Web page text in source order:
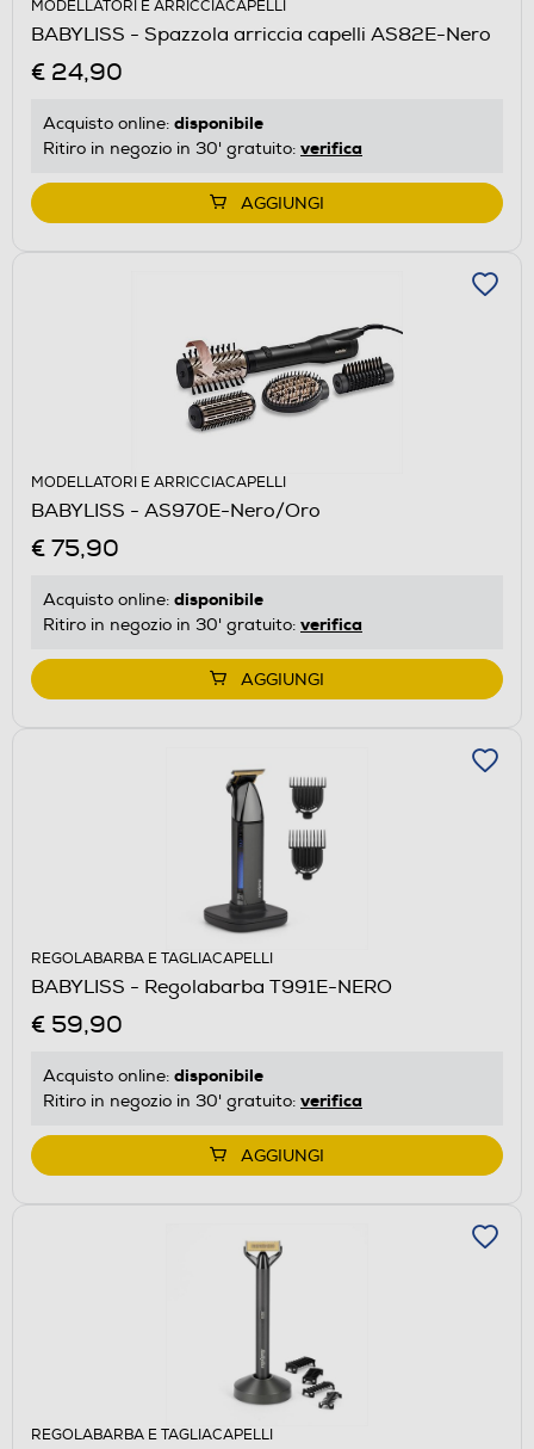
MODELLATORI E ARRICCIACAPELLI
BABYLISS - Spazzola arriccia capelli AS82E-Nero
€ 24,90
Acquisto online: disponibile
Ritiro in negozio in 30' gratuito: verifica
AGGIUNGI
MODELLATORI E ARRICCIACAPELLI
BABYLISS - AS970E-Nero/Oro
€ 75,90
Acquisto online: disponibile
Ritiro in negozio in 30' gratuito: verifica
AGGIUNGI
REGOLABARBA E TAGLIACAPELLI
BABYLISS - Regolabarba T991E-NERO
€ 59,90
Acquisto online: disponibile
Ritiro in negozio in 30' gratuito: verifica
AGGIUNGI
REGOLABARBA E TAGLIACAPELLI